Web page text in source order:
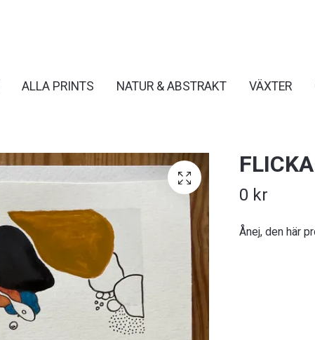
ALLA PRINTS NATUR & ABSTRAKT VÄXTER
0 kr
Ånej, den här